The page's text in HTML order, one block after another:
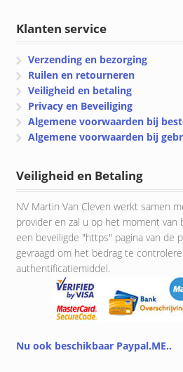
Klanten service
Verzending en bezorging
Ruilen en retourneren
Veiligheid en betaling
Privacy en Beveiliging
Algemene voorwaarden bij
Algemene voorwaarden bij
Veiligheid en Betaling
NV Martin Van Cleven werkt samen
provider en zal u op het moment van
een beveiligde "https" pagina van de
gevraagd om het bedrag te
authentificatiemiddel.
Nu ook beschikbaar Paypal.ME..